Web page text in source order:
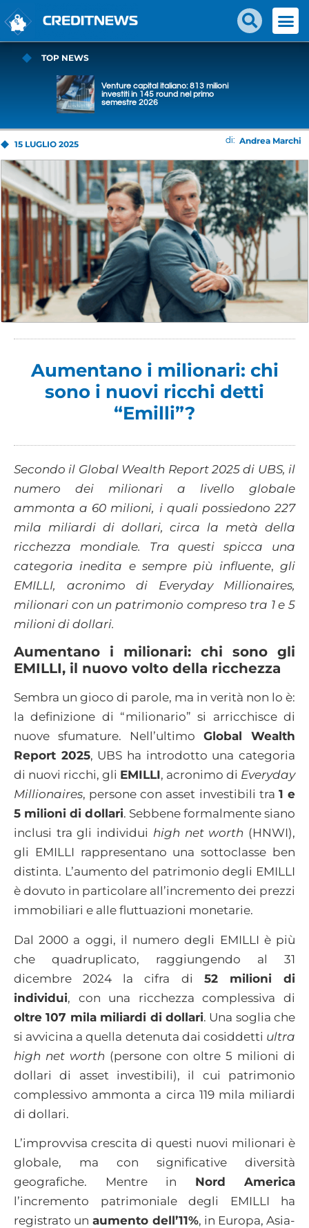
TOP NEWS
Venture capital italiano: 813 milioni
investiti in 145 round nel primo
semestre 2026
15 LUGLIO 2025 di: Andrea Marchi
Aumentano i milionari: chi
sono i nuovi ricchi detti
“Emilli”?
Secondo il Global Wealth Report 2025 di UBS, il
numero dei milionari a livello globale
ammonta a 60 milioni, i quali possiedono 227
mila miliardi di dollari, circa la metà della
ricchezza mondiale. Tra questi spicca una
categoria inedita e sempre più influente, gli
EMILLI, acronimo di Everyday Millionaires,
milionari con un patrimonio compreso tra 1 e 5
milioni di dollari.
Aumentano i milionari: chi sono gli
EMILLI, il nuovo volto della ricchezza
Sembra un gioco di parole, ma in verità non lo è:
la definizione di “milionario” si arricchisce di
nuove sfumature. Nell’ultimo Global Wealth
Report 2025, UBS ha introdotto una categoria
di nuovi ricchi, gli EMILLI, acronimo di Everyday
Millionaires, persone con asset investibili tra 1 e
5 milioni di dollari. Sebbene formalmente siano
inclusi tra gli individui high net worth (HNWI),
gli EMILLI rappresentano una sottoclasse ben
distinta. L’aumento del patrimonio degli EMILLI
è dovuto in particolare all’incremento dei prezzi
immobiliari e alle fluttuazioni monetarie.
Dal 2000 a oggi, il numero degli EMILLI è più
che quadruplicato, raggiungendo al 31
dicembre 2024 la cifra di 52 milioni di
individui, con una ricchezza complessiva di
oltre 107 mila miliardi di dollari. Una soglia che
si avvicina a quella detenuta dai cosiddetti ultra
high net worth (persone con oltre 5 milioni di
dollari di asset investibili), il cui patrimonio
complessivo ammonta a circa 119 mila miliardi
di dollari.
L’improvvisa crescita di questi nuovi milionari è
globale, ma con significative diversità
geografiche. Mentre in Nord America
l’incremento patrimoniale degli EMILLI ha
registrato un aumento dell’11%, in Europa, Asia-